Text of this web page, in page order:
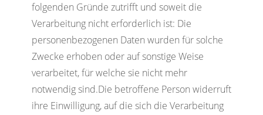
folgenden Gründe zutrifft und soweit die
Verarbeitung nicht erforderlich ist: Die
personenbezogenen Daten wurden für solche
Zwecke erhoben oder auf sonstige Weise
verarbeitet, für welche sie nicht mehr
notwendig sind.Die betroffene Person widerruft
ihre Einwilligung, auf die sich die Verarbeitung